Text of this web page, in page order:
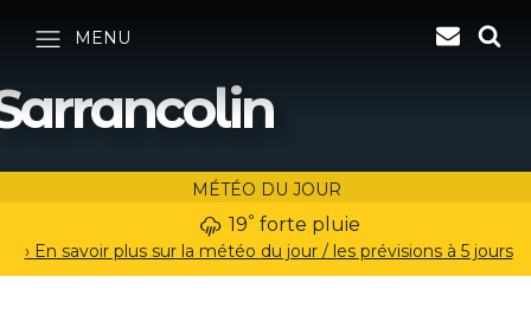
MENU
MÉTÉO DU JOUR
19° forte pluie
› En savoir plus sur la météo du jour / les prévisions à 5 jours